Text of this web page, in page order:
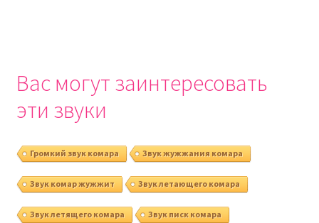
Вас могут заинтересовать
эти звуки
Громкий звук комара Звук жужжания комара
Звук комар жужжит Звук летающего комара
Звук летящего комара Звук писк комара